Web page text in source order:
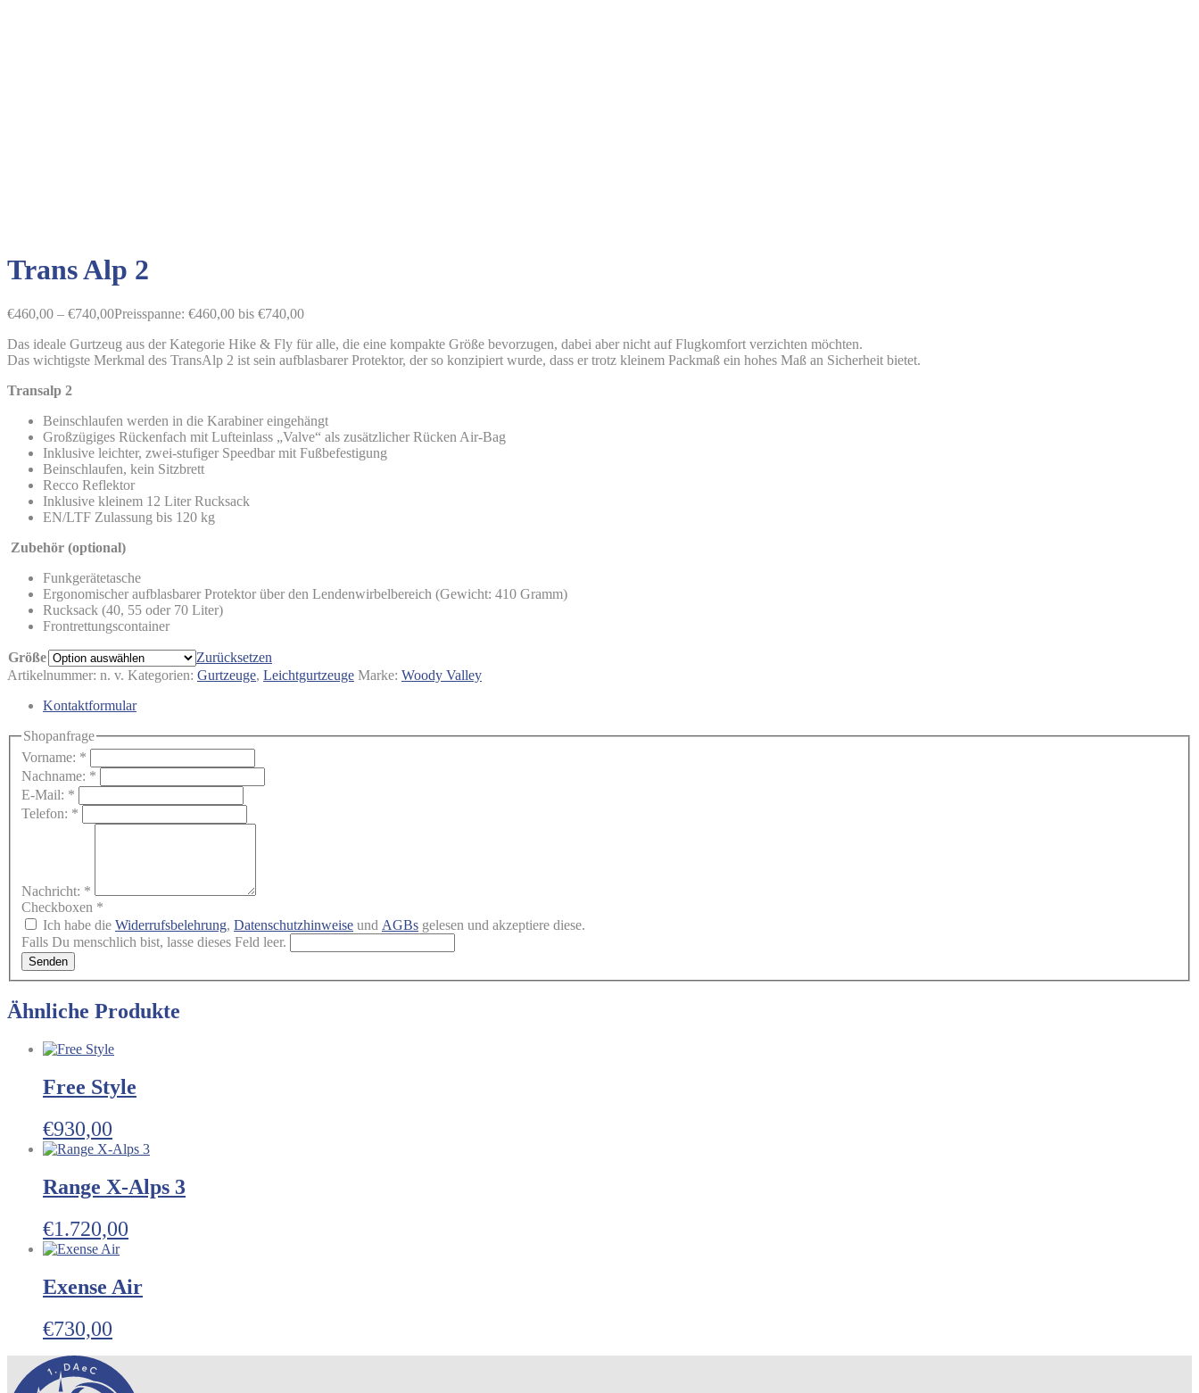
Trans Alp 2
€460,00 – €740,00Preisspanne: €460,00 bis €740,00
Das ideale Gurtzeug aus der Kategorie Hike & Fly für alle, die eine kompakte Größe bevorzugen, dabei aber nicht auf Flugkomfort verzichten möchten.
Das wichtigste Merkmal des TransAlp 2 ist sein aufblasbarer Protektor, der so konzipiert wurde, dass er trotz kleinem Packmaß ein hohes Maß an Sicherheit bietet.
Transalp 2
Beinschlaufen werden in die Karabiner eingehängt
Großzügiges Rückenfach mit Lufteinlass „Valve“ als zusätzlicher Rücken Air-Bag
Inklusive leichter, zwei-stufiger Speedbar mit Fußbefestigung
Beinschlaufen, kein Sitzbrett
Recco Reflektor
Inklusive kleinem 12 Liter Rucksack
EN/LTF Zulassung bis 120 kg
Zubehör (optional)
Funkgerätetasche
Ergonomischer aufblasbarer Protektor über den Lendenwirbelbereich (Gewicht: 410 Gramm)
Rucksack (40, 55 oder 70 Liter)
Frontrettungscontainer
Größe
Zurücksetzen
Artikelnummer: n. v. Kategorien: Gurtzeuge, Leichtgurtzeuge Marke: Woody Valley
Kontaktformular
Shopanfrage
Vorname: *
Nachname: *
E-Mail: *
Telefon: *
Nachricht: *
Checkboxen *
Ich habe die Widerrufsbelehrung, Datenschutzhinweise und AGBs gelesen und akzeptiere diese.
Falls Du menschlich bist, lasse dieses Feld leer.
Senden
Ähnliche Produkte
Free Style
€930,00
Range X-Alps 3
€1.720,00
Exense Air
€730,00